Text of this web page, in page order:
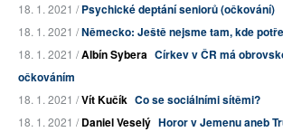
18. 1. 2021 /Psychické deptání seniorů (očkování)
18. 1. 2021 /Německo: Ještě nejsme tam, kde
18. 1. 2021 /Albín Sybera Církev v ČR má
očkováním
18. 1. 2021 /Vít Kučík Co se sociálními sítěmi?
18. 1. 2021 /Daniel Veselý Horor v Jemenu aneb